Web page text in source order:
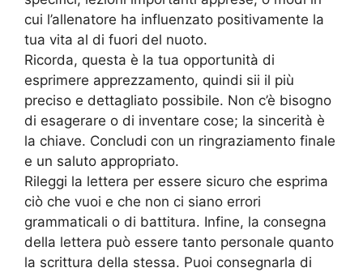
cui l’allenatore ha influenzato positivamente la
tua vita al di fuori del nuoto.
Ricorda, questa è la tua opportunità di
esprimere apprezzamento, quindi sii il più
preciso e dettagliato possibile. Non c’è bisogno
di esagerare o di inventare cose; la sincerità è
la chiave. Concludi con un ringraziamento finale
e un saluto appropriato.
Rileggi la lettera per essere sicuro che esprima
ciò che vuoi e che non ci siano errori
grammaticali o di battitura. Infine, la consegna
della lettera può essere tanto personale quanto
la scrittura della stessa. Puoi consegnarla di